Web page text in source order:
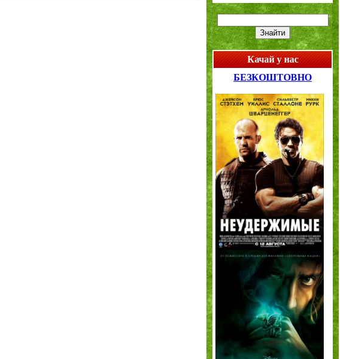
Качай у нас
БЕЗКОШТОВНО